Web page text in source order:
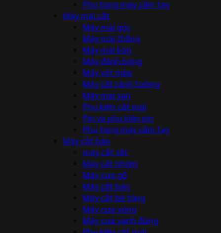
Phụ tùng máy cầm tay
Máy mài cắt
Máy mài góc
Máy mài thẳng
Máy mài bàn
Máy đánh bóng
Máy vát mép
Máy cắt rãnh tường
Máy mài sàn
Phụ kiện cắt mài
Pin và phụ kiện pin
Phụ tùng máy cầm tay
Máy cắt bàn
máy cắt sắt
Máy cắt nhôm
Máy cưa gỗ
Máy cắt bàn
Máy cắt bê tông
Máy cưa vòng
Máy cưa vanh đứng